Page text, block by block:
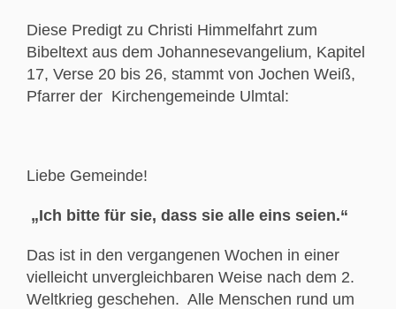
Diese Predigt zu Christi Himmelfahrt zum
Bibeltext aus dem Johannesevangelium, Kapitel
17, Verse 20 bis 26, stammt von Jochen Weiß,
Pfarrer der Kirchengemeinde Ulmtal:
Liebe Gemeinde!
„Ich bitte für sie, dass sie alle eins seien.“
Das ist in den vergangenen Wochen in einer
vielleicht unvergleichbaren Weise nach dem 2.
Weltkrieg geschehen. Alle Menschen rund um